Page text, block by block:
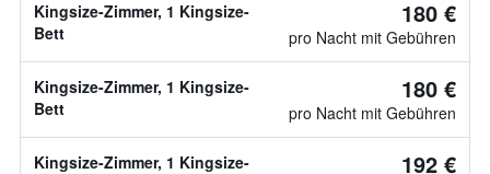
Kingsize-Zimmer, 1 Kingsize-
Bett
180 €
pro Nacht mit Gebühren
Kingsize-Zimmer, 1 Kingsize-
Bett
180 €
pro Nacht mit Gebühren
Kingsize-Zimmer, 1 Kingsize-
192 €